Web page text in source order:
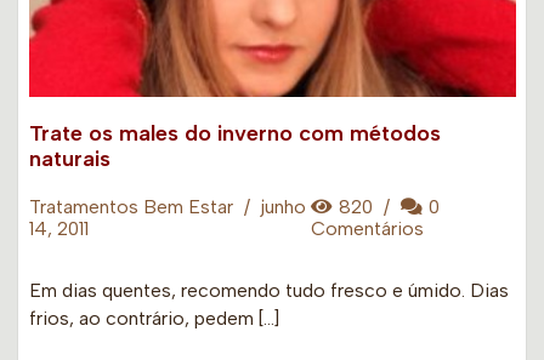
Trate os males do inverno com métodos
naturais
Tratamentos Bem Estar / junho
14, 2011
820 /
0
Comentários
Em dias quentes, recomendo tudo fresco e úmido. Dias
frios, ao contrário, pedem […]